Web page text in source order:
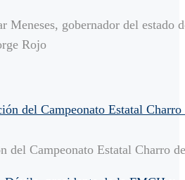
Meneses, gobernador del
Rojo
del Campeonato Estatal Charro